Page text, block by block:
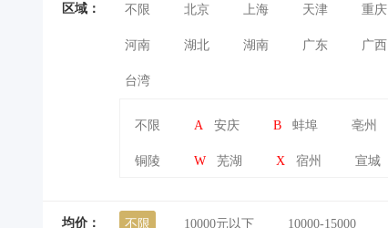
区域： 不限 北京 上海 天津 重庆
河南 湖北 湖南 广东 广西
台湾
不限 A 安庆 B 蚌埠 亳州
铜陵 W 芜湖 X 宿州 宣城
均价： 不限 10000元以下 10000-15000